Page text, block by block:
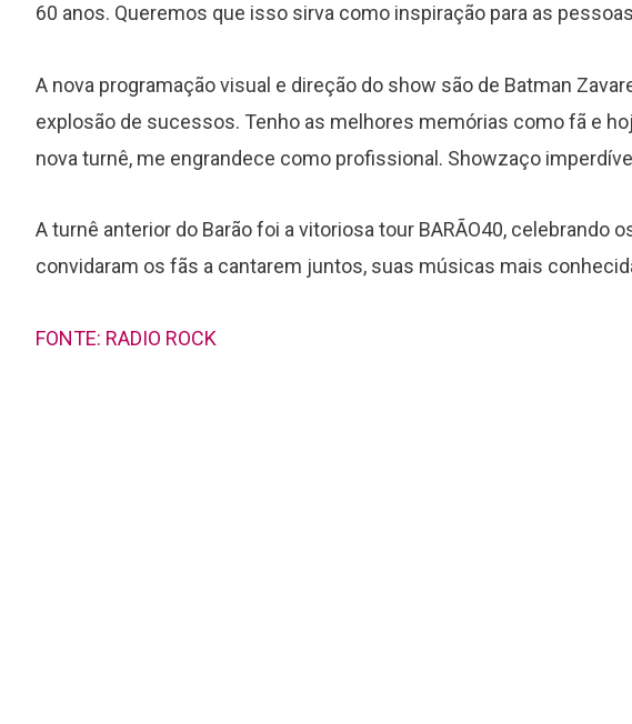
60 anos. Queremos que isso sirva como inspiração para as
A nova programação visual e direção do show são de Batman
explosão de sucessos. Tenho as melhores memórias como fã e
nova turnê, me engrandece como profissional. Showzaço
A turnê anterior do Barão foi a vitoriosa tour BARÃO40, celebrando
convidaram os fãs a cantarem juntos, suas músicas mais
FONTE: RADIO ROCK